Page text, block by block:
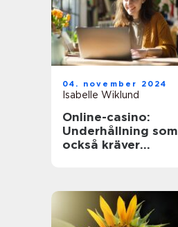
04. november 2024
Isabelle Wiklund
Online-casino:
Underhållning som
också kräver